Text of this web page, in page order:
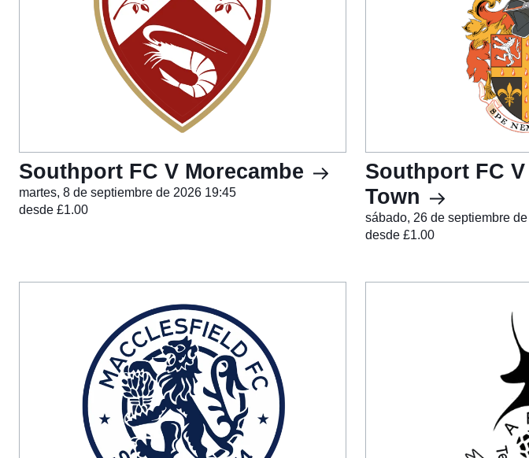
Southport FC V Morecambe
martes, 8 de septiembre de 2026 19:45
desde £1.00
Southport FC
Town
sábado, 26 de septiembre
desde £1.00